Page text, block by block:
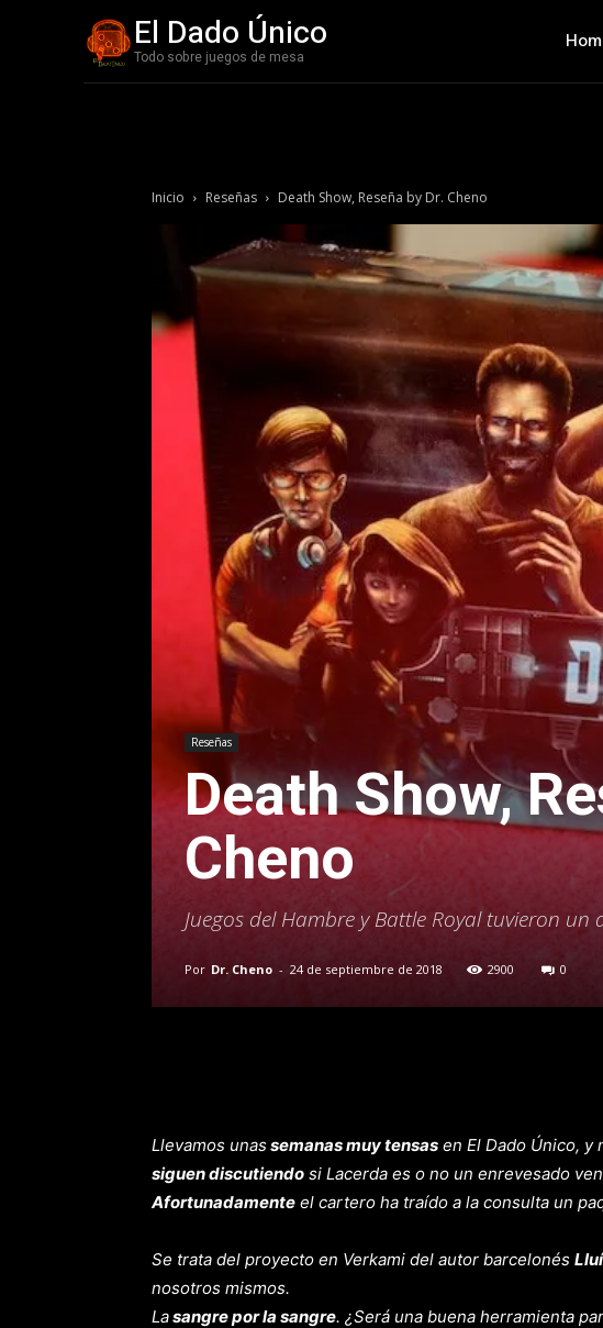
El Dado Único
Todo sobre juegos de mesa
Inicio Reseñas Death Show, Reseña by Dr. Cheno
Reseñas
Death Show,
Cheno
Juegos del Hambre y Battle Royal tuvieron un
Por Dr. Cheno - 24 de septiembre de 2018 2900 0
Llevamos unassemanas muy tensas en El Dado Único, y
siguen discutiendo si Lacerda es o no un enrevesado
Afortunadamente el cartero ha traído a la consulta un
Se trata del proyecto en Verkami del autor barcelonés
nosotros mismos.
Lasangre por la sangre. ¿Será una buena herramienta